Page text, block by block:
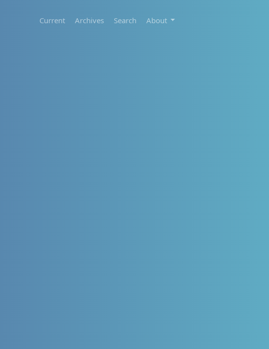
Current Archives Search About